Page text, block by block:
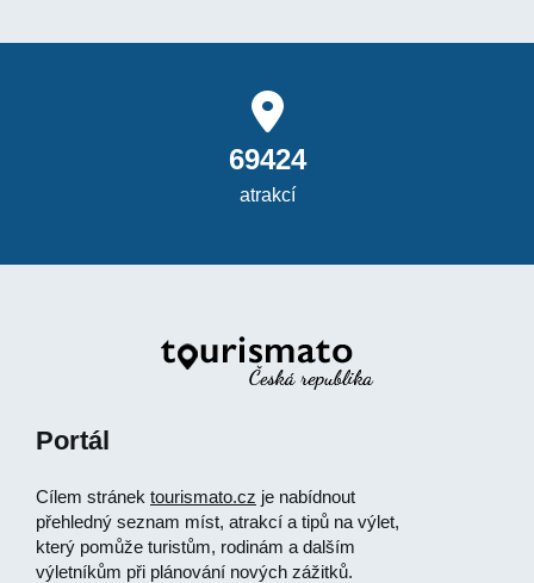
69424
atrakcí
Portál
Cílem stránek tourismato.cz je nabídnout
přehledný seznam míst, atrakcí a tipů na výlet,
který pomůže turistům, rodinám a dalším
výletníkům při plánování nových zážitků.